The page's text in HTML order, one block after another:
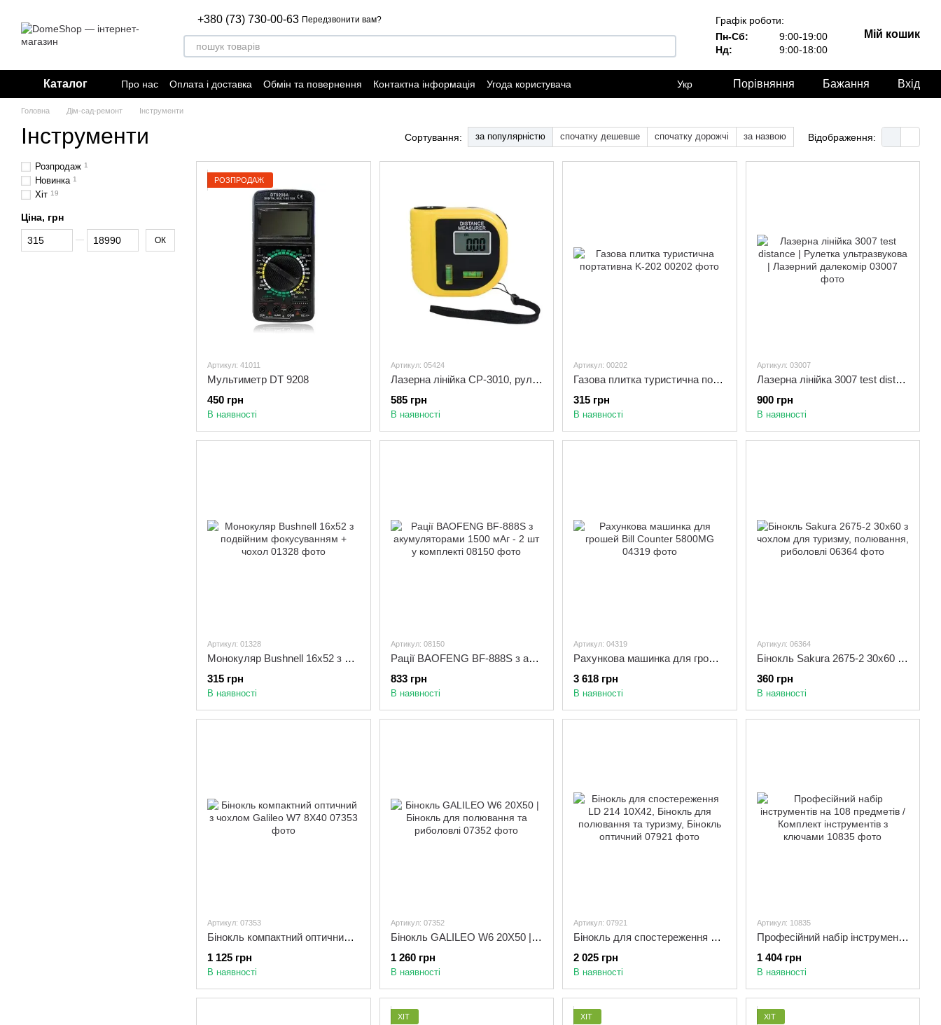
+380 (73) 730-00-63 Передзвонити вам?
Графік роботи:
Пн-Сб:
9:00-19:00
Нд:
9:00-18:00
Мій кошик
Каталог Про нас Оплата і доставка Обмін та повернення Контактна інформація
Угода користувача
Відгуки про магазин
Договір публічної оферти
Укр Порівняння Бажання Вхід
Головна Дім-сад-ремонт Інструменти
Інструменти Сортування: за популярністю спочатку дешевше спочатку дорожчі за назвою Відображення:
РОЗПРОДАЖ
Артикул: 41011
Мультиметр DT 9208
450 грн
В наявності
Артикул: 05424
Лазерна лінійка CP-3010, рулетка лазерна з рівнем, далекомір електронний
585 грн
В наявності
Артикул: 00202
Газова плитка туристична портативна K-202
315 грн
В наявності
Артикул: 03007
Лазерна лінійка 3007 test distance | Рулетка ультразвукова | Лазерний далекомір
900 грн
В наявності
Артикул: 01328
Монокуляр Bushnell 16x52 з подвійним фокусуванням + чохол
315 грн
В наявності
Артикул: 08150
Рації BAOFENG BF-888S з акумуляторами 1500 мАг - 2 шт у комплекті
833 грн
В наявності
Артикул: 04319
Рахункова машинка для грошей Bill Counter 5800MG
3 618 грн
В наявності
Артикул: 06364
Бінокль Sakura 2675-2 30х60 з чохлом для туризму, полювання, риболовлі
360 грн
В наявності
Артикул: 07353
Бінокль компактний оптичний з чохлом Galileo W7 8X40
1 125 грн
В наявності
Артикул: 07352
Бінокль GALILEO W6 20X50 | Бінокль для полювання та риболовлі
1 260 грн
В наявності
Артикул: 07921
Бінокль для спостереження LD 214 10X42, Бінокль для полювання та туризму, Бінокль оптичний
2 025 грн
В наявності
Артикул: 10835
Професійний набір інструментів на 108 предметів / Комплект інструментів з ключами
1 404 грн
В наявності
ХІТ ХІТ ХІТ
Розпродаж 1
Новинка 1
Хіт 19
Ціна, грн
Від Ціна, грн
До Ціна, грн ОК